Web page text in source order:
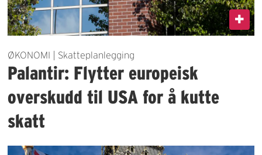
ØKONOMI | Skatteplanlegging
Palantir: Flytter europeisk
overskudd til USA for å kutte
skatt